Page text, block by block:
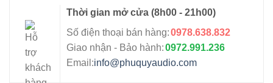
Thời gian mở cửa(8h00 - 21h00)
Số điện thoại bán hàng:0978.638.832
Giao nhận - Bảo hành:0972.991.236
Email:info@phuquyaudio.com